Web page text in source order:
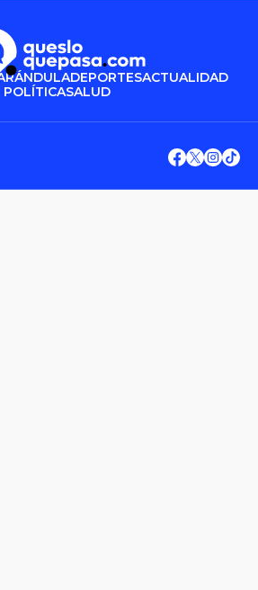
DEPORTESACTUALIDAD
POLÍTICASALUD